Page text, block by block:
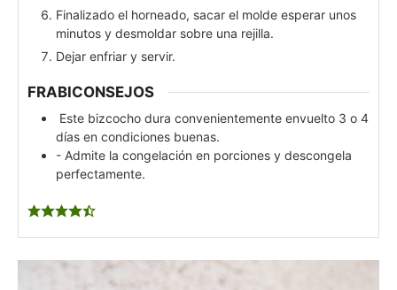
Finalizado el horneado, sacar el molde esperar unos
minutos y desmoldar sobre una rejilla.
Dejar enfriar y servir.
FRABICONSEJOS
Este bizcocho dura convenientemente envuelto 3 o 4
días en condiciones buenas.
- Admite la congelación en porciones y descongela
perfectamente.